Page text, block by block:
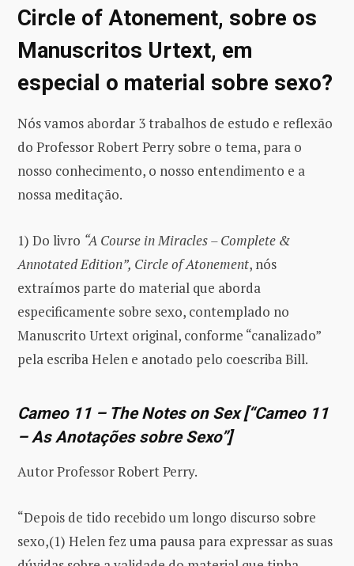
Circle of Atonement, sobre os
Manuscritos Urtext, em
especial o material sobre sexo?
Nós vamos abordar 3 trabalhos de estudo e reflexão
do Professor Robert Perry sobre o tema, para o
nosso conhecimento, o nosso entendimento e a
nossa meditação.
1) Do livro “A Course in Miracles – Complete &
Annotated Edition”, Circle of Atonement, nós
extraímos parte do material que aborda
especificamente sobre sexo, contemplado no
Manuscrito Urtext original, conforme “canalizado”
pela escriba Helen e anotado pelo coescriba Bill.
Cameo 11 – The Notes on Sex [“Cameo 11
– As Anotações sobre Sexo”]
Autor Professor Robert Perry.
“Depois de tido recebido um longo discurso sobre
sexo,(1) Helen fez uma pausa para expressar as suas